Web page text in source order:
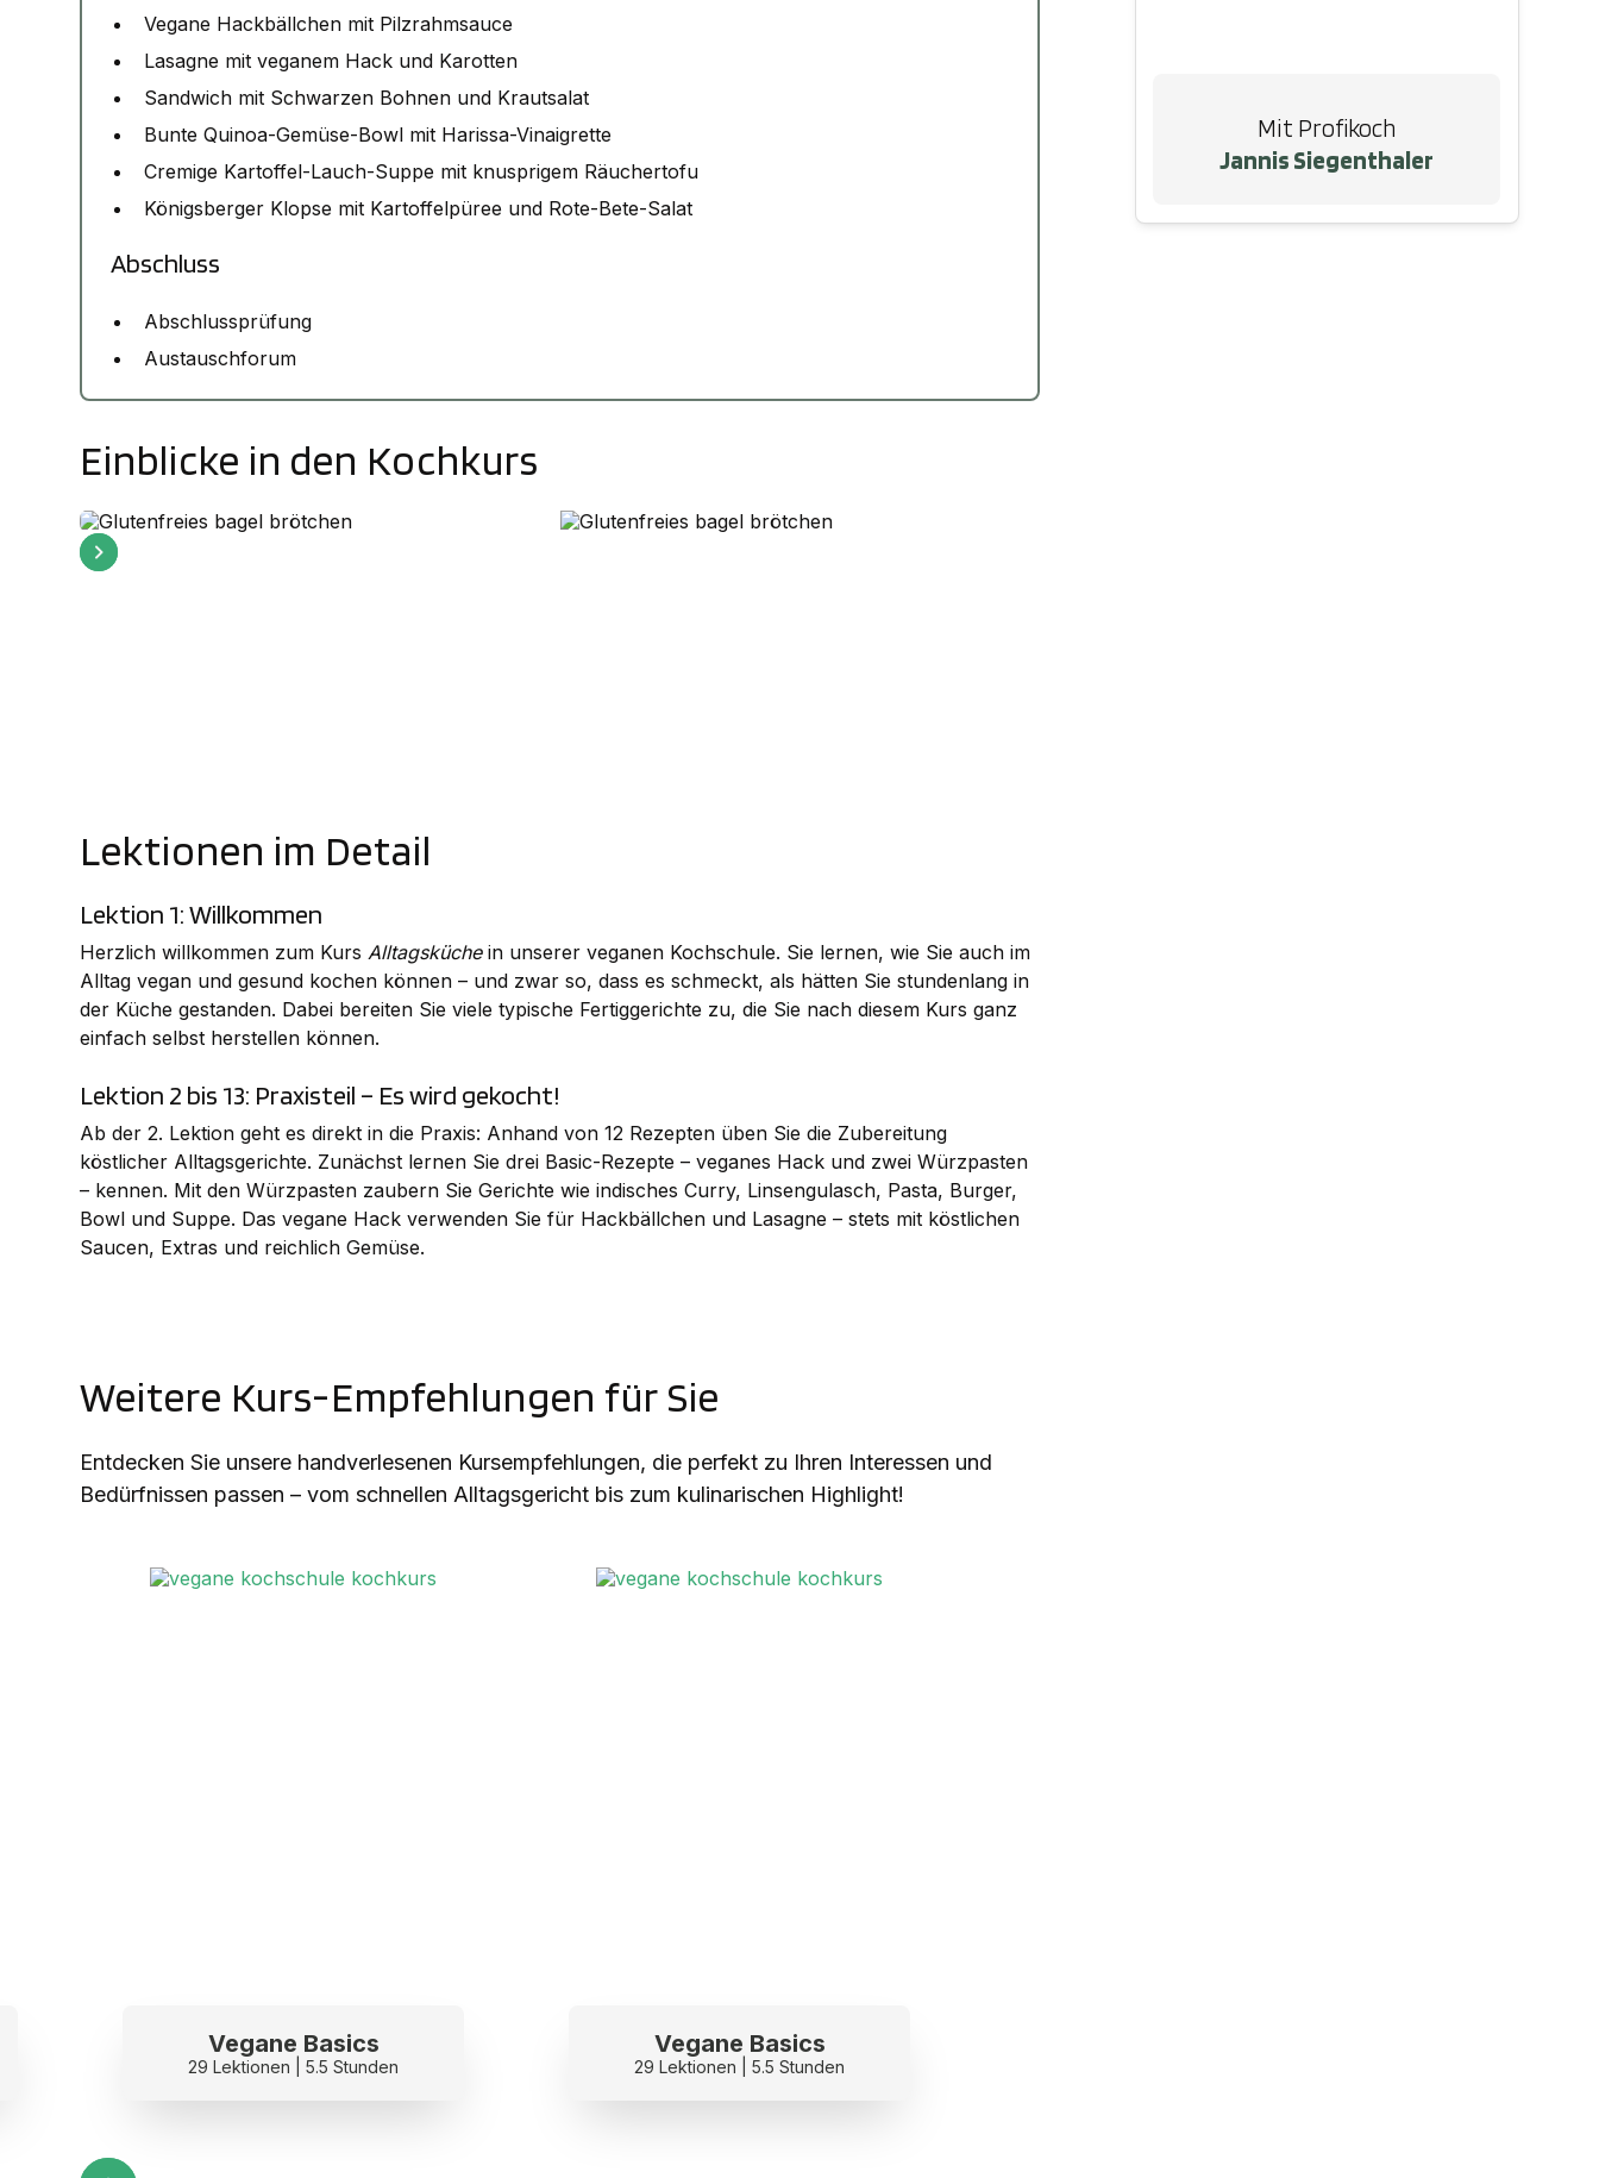
Vegane Hackbällchen mit Pilzrahmsauce
Lasagne mit veganem Hack und Karotten
Sandwich mit Schwarzen Bohnen und Krautsalat
Bunte Quinoa-Gemüse-Bowl mit Harissa-Vinaigrette
Cremige Kartoffel-Lauch-Suppe mit knusprigem Räuchertofu
Königsberger Klopse mit Kartoffelpüree und Rote-Bete-Salat
Abschluss
Abschlussprüfung
Austauschforum
Einblicke in den Kochkurs
Lektionen im Detail
Lektion 1: Willkommen
Herzlich willkommen zum KursAlltagsküchein unserer veganen Kochschule. Sie lernen, wie Sie auch im
Alltag vegan und gesund kochen können – und zwar so, dass es schmeckt, als hätten Sie stundenlang in
der Küche gestanden. Dabei bereiten Sie viele typische Fertiggerichte zu, die Sie nach diesem Kurs ganz
einfach selbst herstellen können.
Lektion 2 bis 13: Praxisteil – Es wird gekocht!
Ab der 2. Lektion geht es direkt in die Praxis: Anhand von 12 Rezepten üben Sie die Zubereitung
köstlicher Alltagsgerichte. Zunächst lernen Sie drei Basic-Rezepte – veganes Hack und zwei Würzpasten
– kennen. Mit den Würzpasten zaubern Sie Gerichte wie indisches Curry, Linsengulasch, Pasta, Burger,
Bowl und Suppe. Das vegane Hack verwenden Sie für Hackbällchen und Lasagne – stets mit köstlichen
Saucen, Extras und reichlich Gemüse.
Mit Profikoch
Jannis Siegenthaler
Weitere Kurs-Empfehlungen für Sie
Entdecken Sie unsere handverlesenen Kursempfehlungen, die perfekt zu Ihren Interessen und
Bedürfnissen passen – vom schnellen Alltagsgericht bis zum kulinarischen Highlight!
Vegane Basics
29 Lektionen | 5.5 Stunden
Vegane Basics
29 Lektionen | 5.5 Stunden